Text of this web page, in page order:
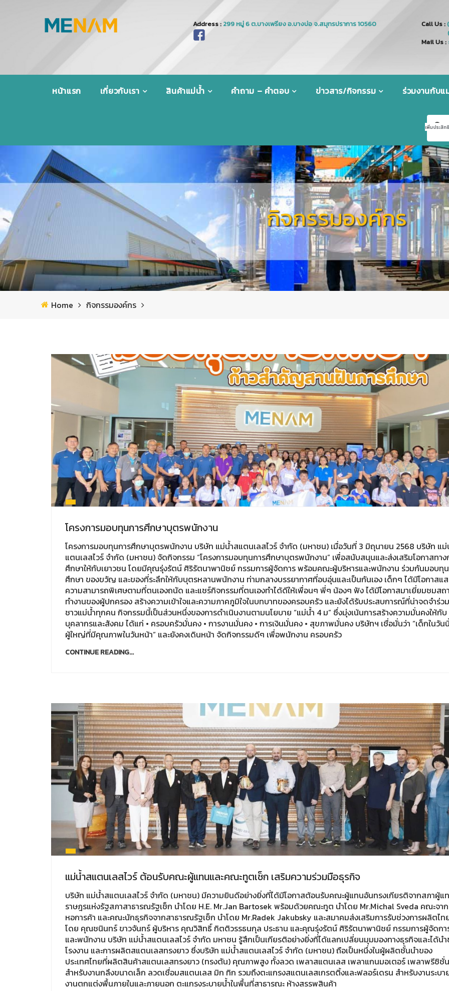
Address : Call Us :
Mail Us :
หน้าแรก เกี่ยวกับเรา สินค้าแม่น้ำ คำถาม – คำตอบ ข่าวสาร/กิจกรรม ร่วมงานกับแ
กิจกรรมองค์กร
Home กิจกรรมองค์กร
โครงการมอบทุนการศึกษาบุตรพนักงาน
โครงการมอบทุนการศึกษาบุตรพนักงาน บริษัท แม่น้ำสแตนเลสไวร์ จำกัด (มหาชน) เมื่อวันที่ 3 มิถุนายน 2568 บริษัท แ
แตนเลสไวร์ จำกัด (มหาชน) จัดกิจกรรม “โครงการมอบทุนการศึกษาบุตรพนักงาน” เพื่อสนับสนุนและส่งเสริมโอกาสทาง
ศึกษาให้กับเยาวชน โดยมีคุณรุ่งรัตน์ ศิริรัตนาพานิชย์ กรรมการผู้จัดการ พร้อมคณะผู้บริหารและพนักงาน ร่วมกันมอบทุ
ศึกษา ของขวัญ และของที่ระลึกให้กับบุตรหลานพนักงาน ท่ามกลางบรรยากาศที่อบอุ่นและเป็นกันเอง เด็กๆ ได้มีโอกาสแ
ความสามารถพิเศษตามที่ตนเองถนัด และแชร์กิจกรรมที่ตนเองทำได้ดีให้เพื่อนๆ พี่ๆ น้องๆ ฟัง ได้มีโอกาสมาเยี่ยมชมสถ
ทำงานของผู้ปกครอง สร้างความเข้าใจและความภาคภูมิใจในบทบาทของครอบครัว และยังได้รับประสบการณ์ที่น่าจดจำร่ว
ชาวแม่น้ำทุกคน กิจกรรมนี้เป็นส่วนหนึ่งของการดำเนินงานตามนโยบาย “แม่น้ำ 4 ม” ซึ่งมุ่งเน้นการสร้างความมั่นคงให้กับ
บุคลากรและสังคม ได้แก่ • ครอบครัวมั่นคง • การงานมั่นคง • การเงินมั่นคง • สุขภาพมั่นคง บริษัทฯ เชื่อมั่นว่า “เด็กในวัน
ผู้ใหญ่ที่มีคุณภาพในวันหน้า” และยังคงเดินหน้า จัดกิจกรรมดีๆ เพื่อพนักงาน ครอบครัว
CONTINUE READING...
แม่น้ำสแตนเลสไวร์ ต้อนรับคณะผู้แทนและคณะทูตเช็ก เสริมความร่วมมือธุรกิจ
บริษัท แม่น้ำสแตนเลสไวร์ จำกัด (มหาชน) มีความยินดีอย่างยิ่งที่ได้มีโอกาสต้อนรับคณะผู้แทนอันทรงเกียรติจากสภาผู้แ
ราษฎรแห่งรัฐสภาสาธารณรัฐเช็ก นำโดย H.E. Mr.Jan Bartosek พร้อมด้วยคณะทูต นำโดย Mr.Michal Sveda คณะจาก
หอการค้า และคณะนักธุรกิจจากสาธารณรัฐเช็ก นำโดย Mr.Radek Jakubsky และสมาคมส่งเสริมการรับช่วงการผลิตไท
โดย คุณชนินทร์ ขาวจันทร์ ผู้บริหาร คุณวิสิทธิ์ กิตติวรรธนกุล ประธาน และคุณรุ่งรัตน์ ศิริรัตนาพานิชย์ กรรมการผู้จัดกา
และพนักงาน บริษัท แม่น้ำสแตนเลสไวร์ จำกัด มหาชน รู้สึกเป็นเกียรติอย่างยิ่งที่ได้แลกเปลี่ยนมุมมองทางธุรกิจและได้น
โรงงาน และการผลิตสแตนเลสทรงยาว ซึ่งบริษัท แม่น้ำสแตนเลสไวร์ จำกัด (มหาชน) ถือเป็นหนึ่งในผู้ผลิตชั้นนำของ
ประเทศไทยที่ผลิตสินค้าสแตนเลสทรงยาว (ทรงตัน) คุณภาพสูง ทั้งลวด เพลาสแตนเลส เพลาแกนมอเตอร์ เพลาพรีซิชั่น
สำหรับงานกลึงขนาดเล็ก ลวดเชื่อมสแตนเลส มิก ทิก รวมถึงตะแกรงสแตนเลสเกรตติ้งและฟลอร์เดรน สำหรับงานระบา
งานตกแต่งพื้นภายในและภายนอก ตะแกรงระบายน้ำในพื้นที่สาธารณะ ห้างสรรพสินค้า